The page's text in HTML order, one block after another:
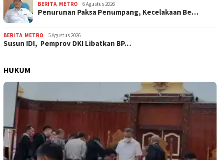
BERITA, METRO 6 Agustus 2026
Penurunan Paksa Penumpang, Kecelakaan Be…
BERITA, METRO 5 Agustus 2026
Susun IDI, Pemprov DKI Libatkan BP…
HUKUM